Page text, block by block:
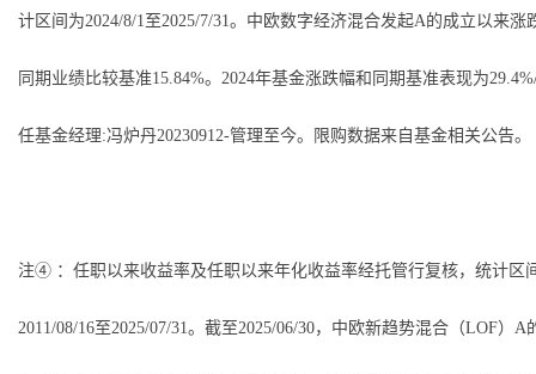
计区间为2024/8/1至2025/7/31。中欧数字经济混合发起A的成立以来涨
同期业绩比较基准15.84%。2024年基金涨跌幅和同期基准表现为
任基金经理:冯炉丹20230912-管理至今。限购数据来自基金相关公告。
注④ ：任职以来收益率及任职以来年化收益率经托管行复核，统计区
2011/08/16至2025/07/31。截至2025/06/30，中欧新趋势混合（LOF）A